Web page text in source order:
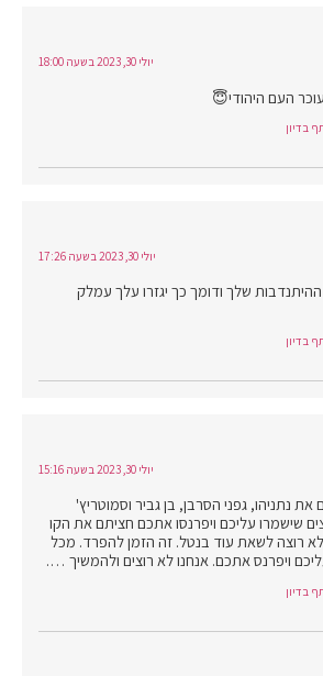
יולי 30, 2023 בשעה 18:00
העם היהודי😇
בדיון
יולי 30, 2023 בשעה 17:26
שלך ודומך כך יגזרו עלך עמלק
בדיון
יולי 30, 2023 בשעה 15:16
את נתניהו, גפני הסרבן, בן גביר וסמוטריץ'
שישמרו עליכם ויפרנסו אתכם חציתם את הקו
רוצה לשאת עוד בנטל. זה הזמן להפרד. מכל
ויפרנס אתכם. אנחנו לא רוצים ולהמשיך ….
בדיון